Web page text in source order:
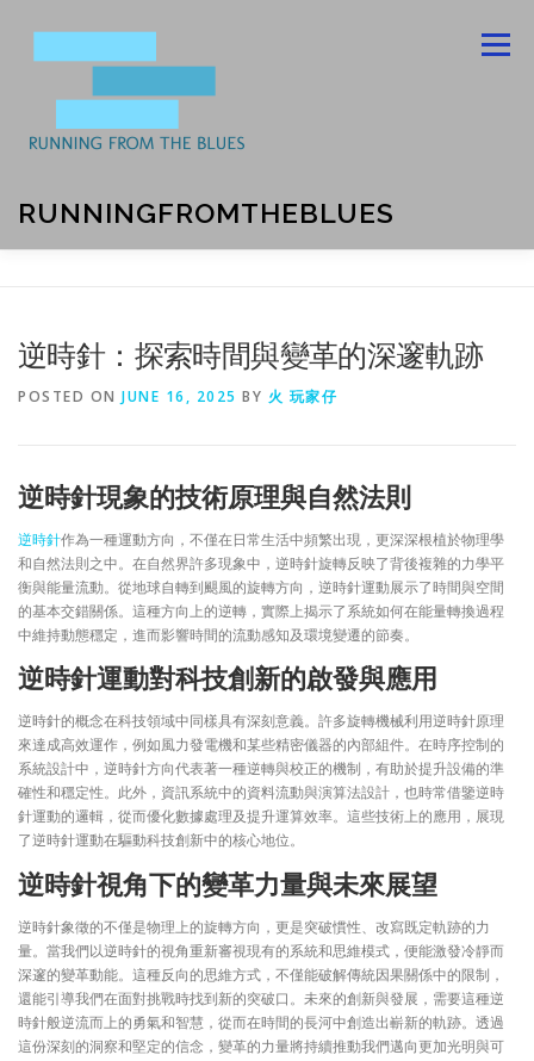
content
RUNNINGFROMTHEBLUES
Menu
逆時針：探索時間與變革的深邃軌跡
POSTED ON JUNE 16, 2025 BY 火 玩家仔
逆時針現象的技術原理與自然法則
逆時針作為一種運動方向，不僅在日常生活中頻繁出現，更深深根植於物理學
和自然法則之中。在自然界許多現象中，逆時針旋轉反映了背後複雜的力學平
衡與能量流動。從地球自轉到颶風的旋轉方向，逆時針運動展示了時間與空間
的基本交錯關係。這種方向上的逆轉，實際上揭示了系統如何在能量轉換過程
中維持動態穩定，進而影響時間的流動感知及環境變遷的節奏。
逆時針運動對科技創新的啟發與應用
逆時針的概念在科技領域中同樣具有深刻意義。許多旋轉機械利用逆時針原理
來達成高效運作，例如風力發電機和某些精密儀器的內部組件。在時序控制的
系統設計中，逆時針方向代表著一種逆轉與校正的機制，有助於提升設備的準
確性和穩定性。此外，資訊系統中的資料流動與演算法設計，也時常借鑒逆時
針運動的邏輯，從而優化數據處理及提升運算效率。這些技術上的應用，展現
了逆時針運動在驅動科技創新中的核心地位。
逆時針視角下的變革力量與未來展望
逆時針象徵的不僅是物理上的旋轉方向，更是突破慣性、改寫既定軌跡的力
量。當我們以逆時針的視角重新審視現有的系統和思維模式，便能激發冷靜而
深邃的變革動能。這種反向的思維方式，不僅能破解傳統因果關係中的限制，
還能引導我們在面對挑戰時找到新的突破口。未來的創新與發展，需要這種逆
時針般逆流而上的勇氣和智慧，從而在時間的長河中創造出嶄新的軌跡。透過
這份深刻的洞察和堅定的信念，變革的力量將持續推動我們邁向更加光明與可